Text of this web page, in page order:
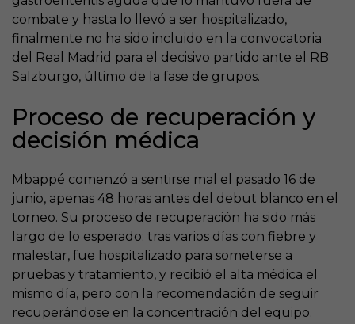
combate y hasta lo llevó a ser hospitalizado,
finalmente no ha sido incluido en la convocatoria
del Real Madrid para el decisivo partido ante el RB
Salzburgo, último de la fase de grupos.
Proceso de recuperación y
decisión médica
Mbappé comenzó a sentirse mal el pasado 16 de
junio, apenas 48 horas antes del debut blanco en el
torneo. Su proceso de recuperación ha sido más
largo de lo esperado: tras varios días con fiebre y
malestar, fue hospitalizado para someterse a
pruebas y tratamiento, y recibió el alta médica el
mismo día, pero con la recomendación de seguir
recuperándose en la concentración del equipo.